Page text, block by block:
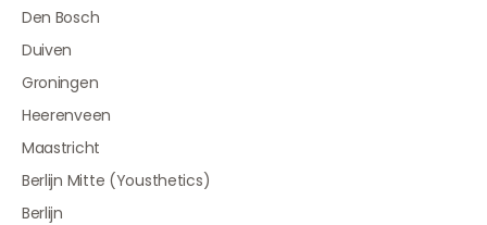
Den Bosch
Duiven
Groningen
Heerenveen
Maastricht
Berlijn Mitte (Yousthetics)
Berlijn